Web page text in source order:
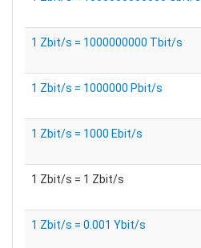
1 Zbit/s = 1000000000 Tbit/s
1 Zbit/s = 1000000 Pbit/s
1 Zbit/s = 1000 Ebit/s
1 Zbit/s = 1 Zbit/s
1 Zbit/s = 0.001 Ybit/s